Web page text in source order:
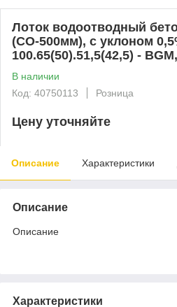
Лоток водоотводный
(СО-500мм), с уклоном
100.65(50).51,5(42,5) -
В наличии
Код: 40750113
Розница
Цену уточняйте
Описание Характеристики
Описание
Описание
Характеристики